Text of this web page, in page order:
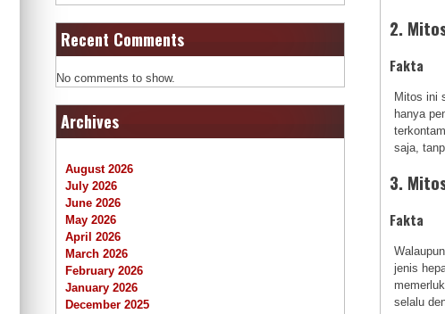
2.
Fakta
Mitos ini
hanya
saja,
3.
Fakta
jenis
selalu
Recent Comments
No comments to show.
Archives
August 2026
July 2026
June 2026
May 2026
April 2026
March 2026
February 2026
January 2026
December 2025